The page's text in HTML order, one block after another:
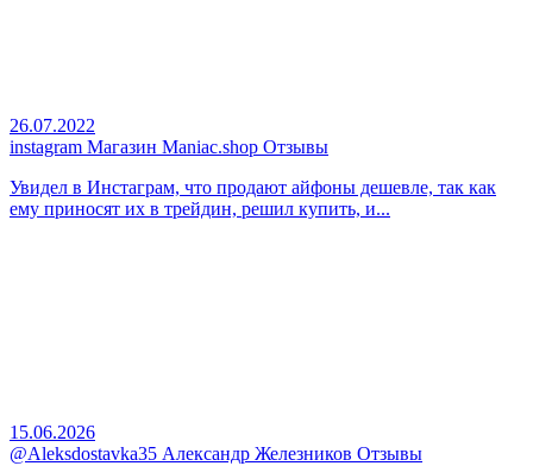
26.07.2022
instagram Магазин Maniac.shop Отзывы
Увидел в Инстаграм, что продают айфоны дешевле, так как
ему приносят их в трейдин, решил купить, и...
15.06.2026
@Aleksdostavka35 Александр Железников Отзывы